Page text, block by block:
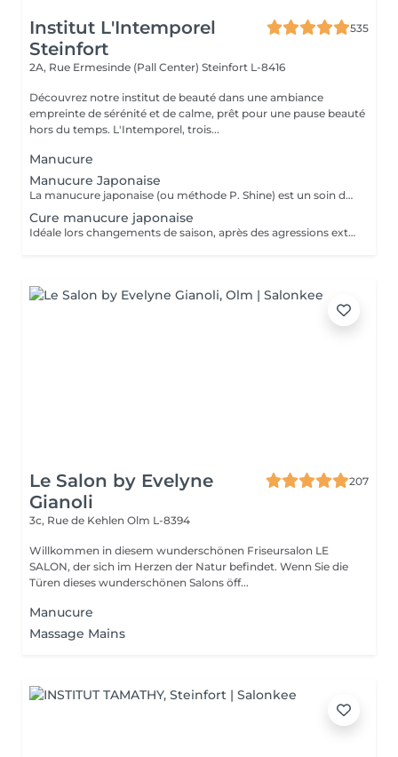
Institut L'Intemporel
Steinfort
535
2A, Rue Ermesinde (Pall Center) Steinfort L-8416
Découvrez notre institut de beauté dans une ambiance
empreinte de sérénité et de calme, prêt pour une pause beauté
hors du temps. L'Intemporel, trois...
Manucure
Manucure Japonaise
La manucure japonaise (ou méthode P. Shine) est un soin de beauté naturel et ancestral visant à renforcer, nourrir et faire briller les ongles sans vernis ni gel. En utilisant des produits naturels comme la cire d'abeille, des minéraux, et de la poudre de perle, elle rend les ongles sains, forts et brillants avec un effet miroir, idéal pour réparer les ongles abîmés (après gel ou semi-permanent, grossesse...). Convient aux ongles naturels fragiles, mous, cassants ou dédoublés, mais aussi simplement pour offrir une période de repos et de soin aux ongles. Possible en cure : 5 + 1 gratuite ou 10 + 2 gratuites
Cure manucure japonaise
Idéale lors changements de saison, après des agressions extérieures / poses de semi permanent ou simplement pour retrouver des ongles naturels beaux et sains, la cure permet de : - renforcer les ongles - limiter la casse et le dédoublement - réhydrater la plaque de l'ongle - retrouver des ongles plus sains et résistants 5 manucures + 1 offerte
Le Salon by Evelyne
Gianoli
207
3c, Rue de Kehlen Olm L-8394
Willkommen in diesem wunderschönen Friseursalon LE
SALON, der sich im Herzen der Natur befindet. Wenn Sie die
Türen dieses wunderschönen Salons öff...
Manucure
Massage Mains